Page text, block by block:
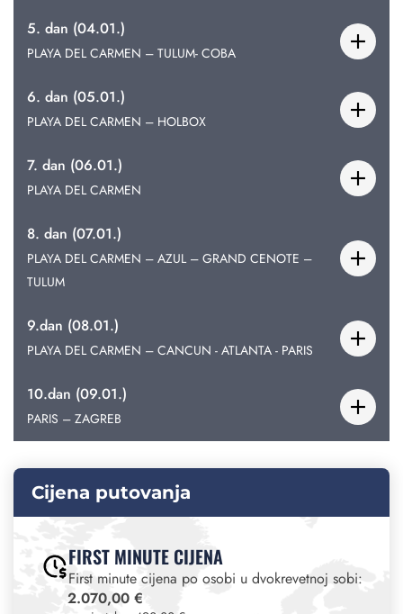
5. dan (04.01.)
PLAYA DEL CARMEN – TULUM- COBA
6. dan (05.01.)
PLAYA DEL CARMEN – HOLBOX
7. dan (06.01.)
PLAYA DEL CARMEN
8. dan (07.01.)
PLAYA DEL CARMEN – AZUL – GRAND CENOTE –
TULUM
9.dan (08.01.)
PLAYA DEL CARMEN – CANCUN - ATLANTA - PARIS
10.dan (09.01.)
PARIS – ZAGREB
Cijena putovanja
FIRST MINUTE CIJENA
First minute cijena po osobi u dvokrevetnoj sobi:
2.070,00 €